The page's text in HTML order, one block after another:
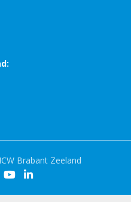
Brabant Zeeland